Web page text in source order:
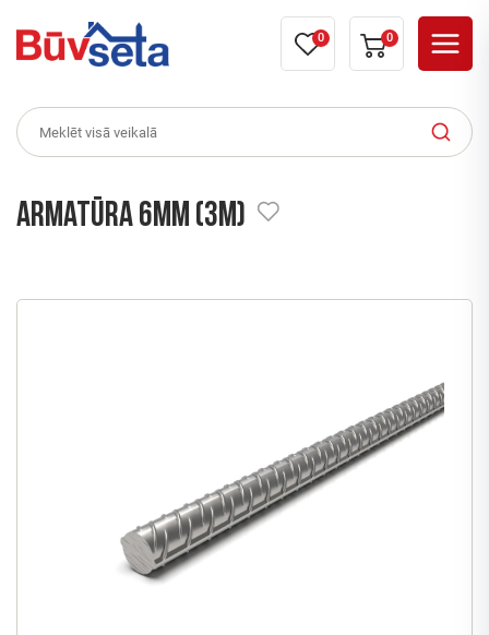
0 0
Armatūra 6mm (3m)